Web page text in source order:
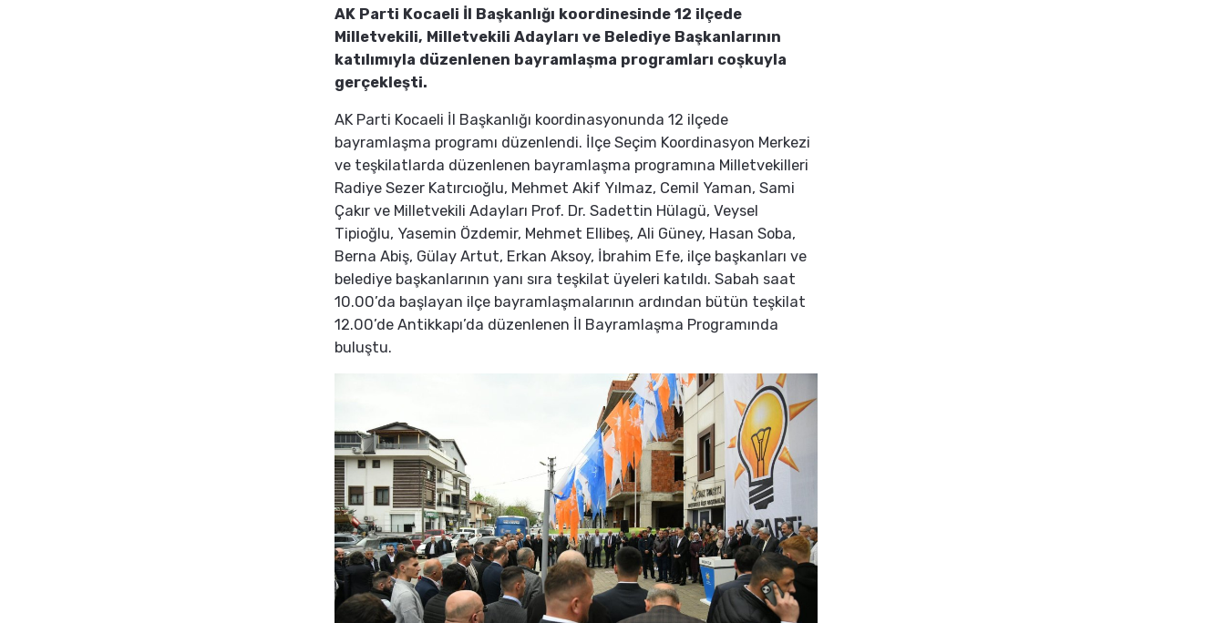
AK Parti Kocaeli İl Başkanlığı koordinesinde 12 ilçede
Milletvekili, Milletvekili Adayları ve Belediye Başkanlarının
katılımıyla düzenlenen bayramlaşma programları coşkuyla
gerçekleşti.
AK Parti Kocaeli İl Başkanlığı koordinasyonunda 12 ilçede
bayramlaşma programı düzenlendi. İlçe Seçim Koordinasyon Merkezi
ve teşkilatlarda düzenlenen bayramlaşma programına Milletvekilleri
Radiye Sezer Katırcıoğlu, Mehmet Akif Yılmaz, Cemil Yaman, Sami
Çakır ve Milletvekili Adayları Prof. Dr. Sadettin Hülagü, Veysel
Tipioğlu, Yasemin Özdemir, Mehmet Ellibeş, Ali Güney, Hasan Soba,
Berna Abiş, Gülay Artut, Erkan Aksoy, İbrahim Efe, ilçe başkanları ve
belediye başkanlarının yanı sıra teşkilat üyeleri katıldı. Sabah saat
10.00’da başlayan ilçe bayramlaşmalarının ardından bütün teşkilat
12.00’de Antikkapı’da düzenlenen İl Bayramlaşma Programında
buluştu.